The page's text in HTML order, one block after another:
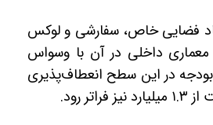
فضایی خاص، سفارشی و لوکس
داخلی در آن با وسواس
در این سطح انعطاف‌پذیری
رود.